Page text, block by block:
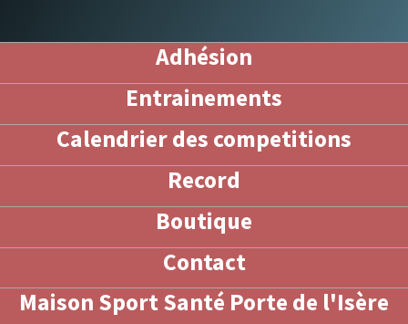
Adhésion
Entrainements
Calendrier des competitions
Record
Boutique
Contact
Maison Sport Santé Porte de l'Isère